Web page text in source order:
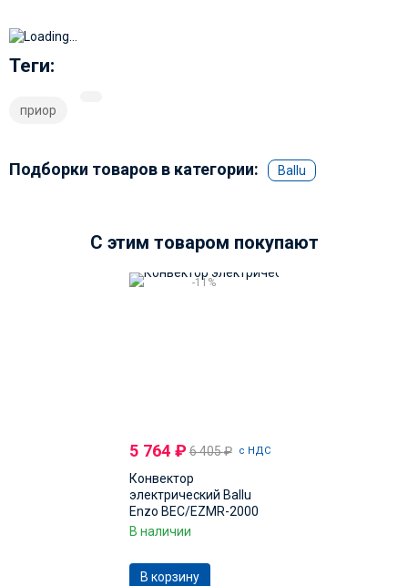
Теги:
приор
Подборки товаров в категории: Ballu
C этим товаром покупают
-11%
5 764 ₽6 405₽ с НДС
Конвектор
электрический Ballu
Enzo BEC/EZMR-2000
В наличии
В корзину